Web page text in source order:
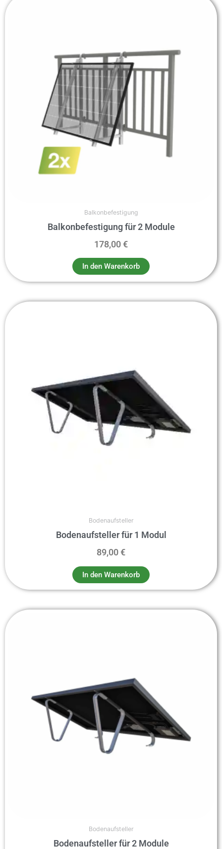
Balkonbefestigung
Balkonbefestigung für 2 Module
178,00€
In den Warenkorb
Bodenaufsteller
Bodenaufsteller für 1 Modul
89,00€
In den Warenkorb
Bodenaufsteller
Bodenaufsteller für 2 Module